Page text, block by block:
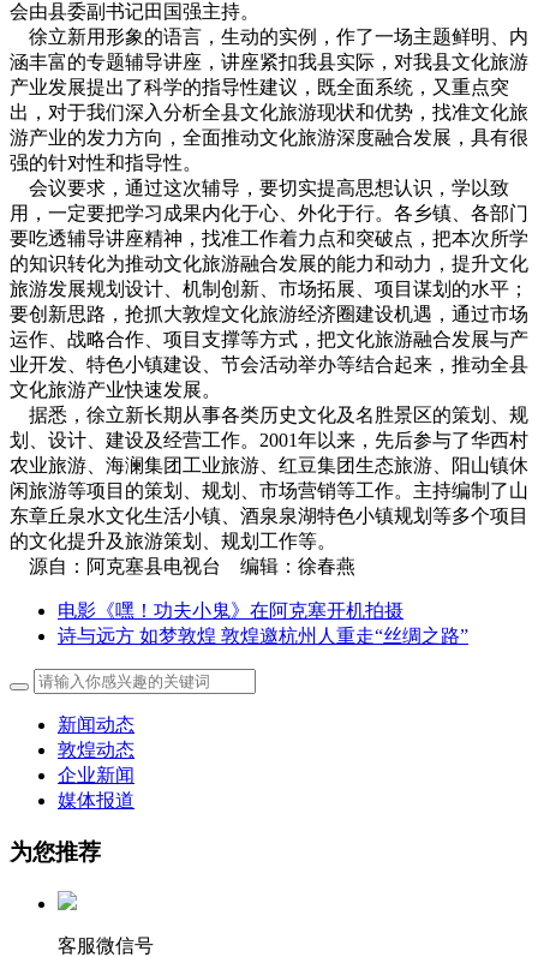
会由县委副书记田国强主持。
徐立新用形象的语言，生动的实例，作了一场主题鲜明、内
涵丰富的专题辅导讲座，讲座紧扣我县实际，对我县文化旅游
产业发展提出了科学的指导性建议，既全面系统，又重点突
出，对于我们深入分析全县文化旅游现状和优势，找准文化旅
游产业的发力方向，全面推动文化旅游深度融合发展，具有很
强的针对性和指导性。
会议要求，通过这次辅导，要切实提高思想认识，学以致
用，一定要把学习成果内化于心、外化于行。各乡镇、各部门
要吃透辅导讲座精神，找准工作着力点和突破点，把本次所学
的知识转化为推动文化旅游融合发展的能力和动力，提升文化
旅游发展规划设计、机制创新、市场拓展、项目谋划的水平；
要创新思路，抢抓大敦煌文化旅游经济圈建设机遇，通过市场
运作、战略合作、项目支撑等方式，把文化旅游融合发展与产
业开发、特色小镇建设、节会活动举办等结合起来，推动全县
文化旅游产业快速发展。
据悉，徐立新长期从事各类历史文化及名胜景区的策划、规
划、设计、建设及经营工作。2001年以来，先后参与了华西村
农业旅游、海澜集团工业旅游、红豆集团生态旅游、阳山镇休
闲旅游等项目的策划、规划、市场营销等工作。主持编制了山
东章丘泉水文化生活小镇、酒泉泉湖特色小镇规划等多个项目
的文化提升及旅游策划、规划工作等。
源自：阿克塞县电视台 编辑：徐春燕
电影《嘿！功夫小鬼》在阿克塞开机拍摄
诗与远方 如梦敦煌 敦煌邀杭州人重走“丝绸之路”
新闻动态
敦煌动态
企业新闻
媒体报道
为您推荐
客服微信号